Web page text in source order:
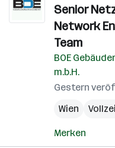
Senior
Network
Team
BOE
m.b.H.
Gestern
Wien
Merken